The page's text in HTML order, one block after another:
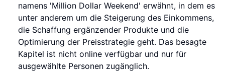
namens 'Million Dollar Weekend' erwähnt, in dem es
unter anderem um die Steigerung des Einkommens,
die Schaffung ergänzender Produkte und die
Optimierung der Preisstrategie geht. Das besagte
Kapitel ist nicht online verfügbar und nur für
ausgewählte Personen zugänglich.